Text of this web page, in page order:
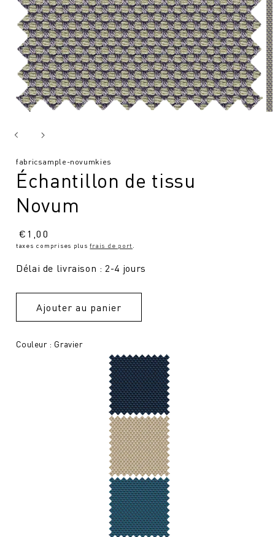
SKU
fabricsample-novumkies
Échantillon de tissu
Novum
Prix
normal
€1,00
taxes comprises plusfrais de port
Délai de livraison : 2-4 jours
Ajouter au panier
Couleur : Gravier